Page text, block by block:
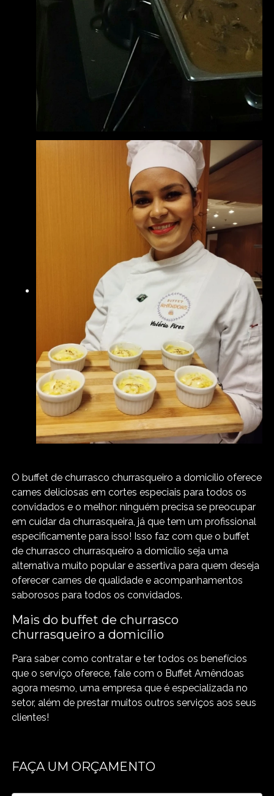
O buffet de churrasco churrasqueiro a domicílio oferece
carnes deliciosas em cortes especiais para todos os
convidados e o melhor: ninguém precisa se preocupar
em cuidar da churrasqueira, já que tem um profissional
especificamente para isso! Isso faz com que o buffet
de churrasco churrasqueiro a domicílio seja uma
alternativa muito popular e assertiva para quem deseja
oferecer carnes de qualidade e acompanhamentos
saborosos para todos os convidados.
Mais do buffet de churrasco
churrasqueiro a domicílio
Para saber como contratar e ter todos os benefícios
que o serviço oferece, fale com o Buffet Amêndoas
agora mesmo, uma empresa que é especializada no
setor, além de prestar muitos outros serviços aos seus
clientes!
FAÇA UM ORÇAMENTO